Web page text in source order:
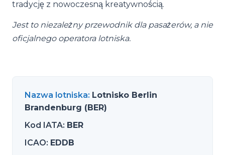
tradycję z nowoczesną kreatywnością.
Jest to niezależny przewodnik dla pasażerów, a nie
oficjalnego operatora lotniska.
Nazwa lotniska: Lotnisko Berlin
Brandenburg (BER)
Kod IATA: BER
ICAO: EDDB